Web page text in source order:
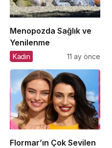
Menopozda Sağlık ve
Yenilenme
Kadın 11 ay önce
Flormar’ın Çok Sevilen